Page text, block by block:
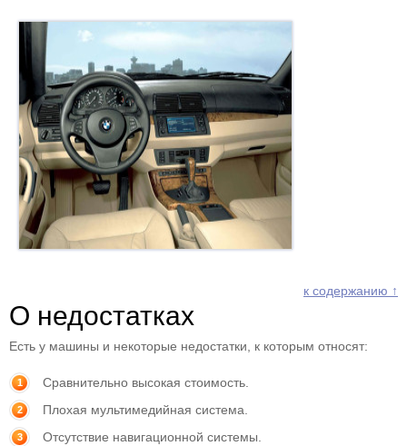
к содержанию ↑
О недостатках
Есть у машины и некоторые недостатки, к которым относят:
Сравнительно высокая стоимость.
Плохая мультимедийная система.
Отсутствие навигационной системы.